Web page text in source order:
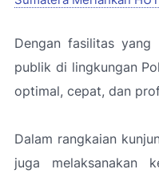
Dengan fasilitas yang
publik di lingkungan
optimal, cepat, dan
Dalam rangkaian
juga melaksanakan